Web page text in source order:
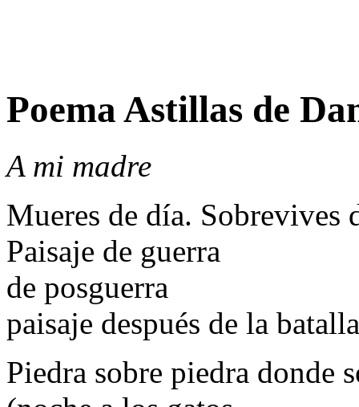
Poema Astillas de
A mi madre
Mueres de día. Sobrevives
Paisaje de guerra
de posguerra
paisaje después de la
Piedra sobre piedra donde